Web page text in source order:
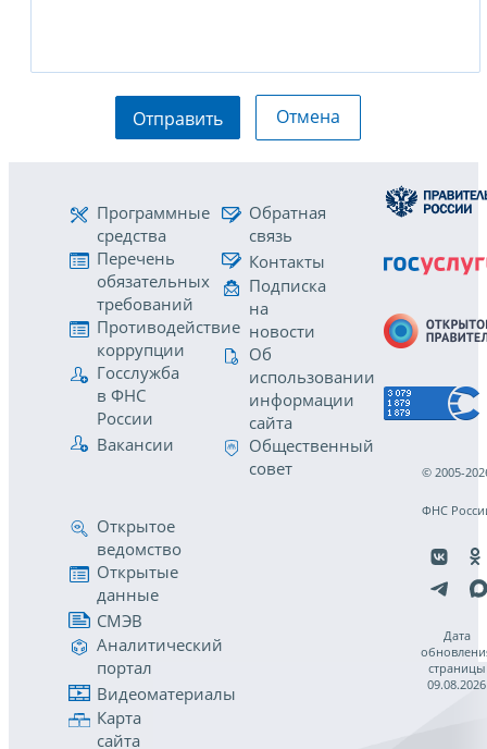
Отправить Отмена
Программные
средства
Перечень
обязательных
требований
Противодействие
коррупции
Госслужба
в ФНС
России
Вакансии
Обратная
связь
Контакты
Подписка
на
новости
Об
использовании
информации
сайта
Общественный
совет
Открытое
ведомство
Открытые
данные
СМЭВ
Аналитический
портал
Видеоматериалы
Карта
сайта
© 2005-
ФНС
Дата
страницы
09.08.2026